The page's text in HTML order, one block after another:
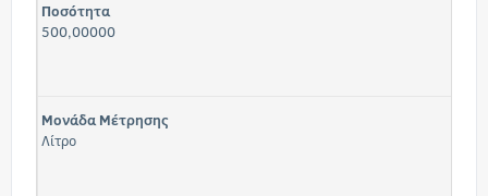
Ποσότητα
500,00000
Μονάδα Μέτρησης
Λίτρο